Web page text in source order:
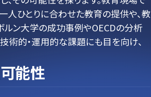
人ひとりに合わせた教育の提供や、教
ルン大学の成功事例やOECDの分析
術的・運用的な課題にも目を向け、
能性